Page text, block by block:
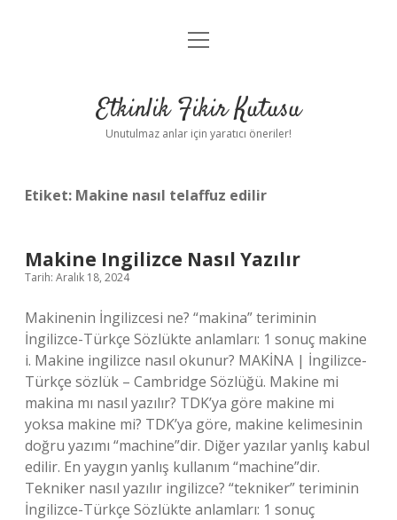
Anasayfa
Yasal Uyarı
menüyü
Etkinlik Fikir Kutusu
Unutulmaz anlar için yaratıcı öneriler!
Etiket: Makine nasıl telaffuz edilir
Makine Ingilizce Nasıl Yazılır
Tarih: Aralık 18, 2024
Makinenin İngilizcesi ne? “makina” teriminin
İngilizce-Türkçe Sözlükte anlamları: 1 sonuç makine
i. Makine ingilizce nasıl okunur? MAKİNA | İngilizce-
Türkçe sözlük – Cambridge Sözlüğü. Makine mi
makina mı nasıl yazılır? TDK’ya göre makine mi
yoksa makine mi? TDK’ya göre, makine kelimesinin
doğru yazımı “machine”dir. Diğer yazılar yanlış kabul
edilir. En yaygın yanlış kullanım “machine”dir.
Tekniker nasıl yazılır ingilizce? “tekniker” teriminin
İngilizce-Türkçe Sözlükte anlamları: 1 sonuç